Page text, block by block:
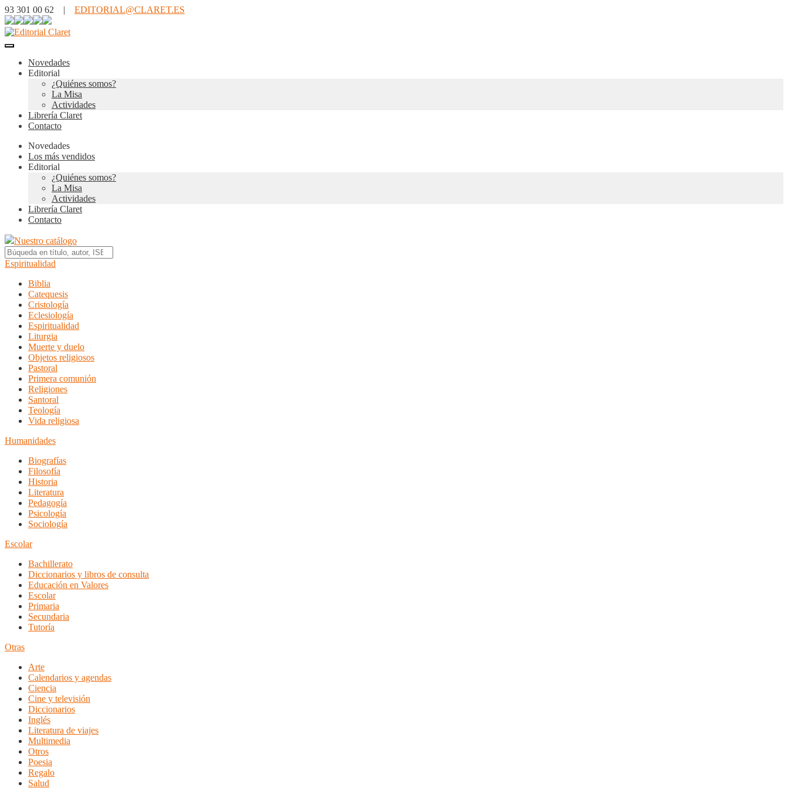
93 301 00 62 | EDITORIAL@CLARET.ES
Novedades
Editorial
¿Quiénes somos?
La Misa
Actividades
Librería Claret
Contacto
Novedades
Los más vendidos
Editorial
¿Quiénes somos?
La Misa
Actividades
Librería Claret
Contacto
Nuestro catálogo
Espiritualidad
Biblia
Catequesis
Cristología
Eclesiología
Espiritualidad
Liturgia
Muerte y duelo
Objetos religiosos
Pastoral
Primera comunión
Religiones
Santoral
Teología
Vida religiosa
Humanidades
Biografías
Filosofía
Historia
Literatura
Pedagogía
Psicología
Sociología
Escolar
Bachillerato
Diccionarios y libros de consulta
Educación en Valores
Escolar
Primaria
Secundaria
Tutoría
Otras
Arte
Calendarios y agendas
Ciencia
Cine y televisión
Diccionarios
Inglés
Literatura de viajes
Multimedia
Otros
Poesia
Regalo
Salud